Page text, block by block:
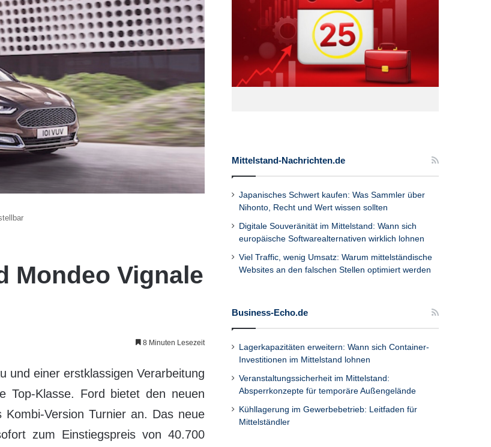
Mondeo Vignale
8 Minuten Lesezeit
und einer erstklassigen Verarbeitung
Top-Klasse. Ford bietet den neuen
Version Turnier an. Das neue
zum Einstiegspreis von 40.700
Mittelstand-Nachrichten.de
Japanisches Schwert kaufen: Was Sammler über
Nihonto, Recht und Wert wissen sollten
Digitale Souveränität im Mittelstand: Wann sich
europäische Softwarealternativen wirklich lohnen
Viel Traffic, wenig Umsatz: Warum mittelständische
Websites an den falschen Stellen optimiert werden
Business-Echo.de
Lagerkapazitäten erweitern: Wann sich Container-
Investitionen im Mittelstand lohnen
Veranstaltungssicherheit im Mittelstand:
Absperrkonzepte für temporäre Außengelände
Kühllagerung im Gewerbebetrieb: Leitfaden für
Mittelständler